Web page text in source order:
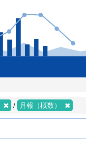
月報（概数）